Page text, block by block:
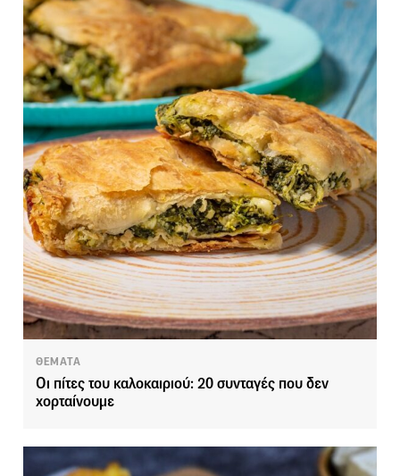
ΘΕΜΑΤΑ
Οι πίτες του καλοκαιριού: 20 συνταγές που δεν
χορταίνουμε